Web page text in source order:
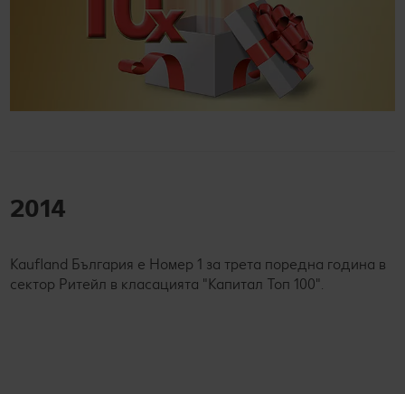
2014
Kaufland България е Номер 1 за трета поредна година в
сектор Ритейл в класацията "Капитал Топ 100".